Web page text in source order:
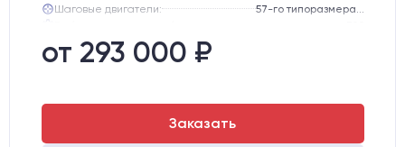
Шаговые двигатели:
Направляющие оси Y:
Направляющие оси Х:
от 293 000 ₽
Заказать